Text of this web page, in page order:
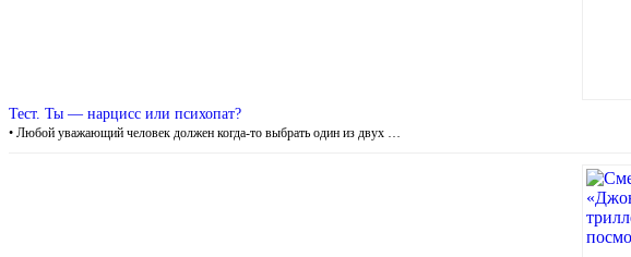
Тест. Ты — нарцисс или психопат?
• Любой уважающий человек должен когда-то выбрать один из двух …